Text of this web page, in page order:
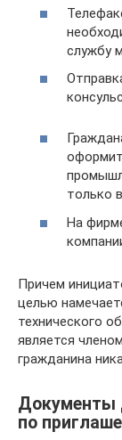
службу
только
На
Причем
целью
технического
является
гражданина
Документы
по